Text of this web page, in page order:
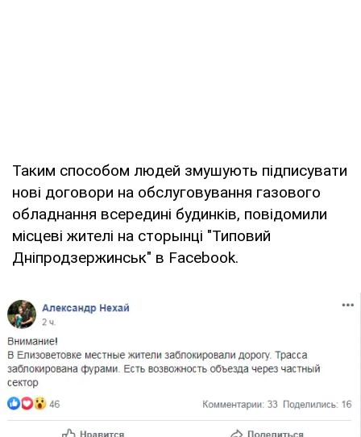
Таким способом людей змушують підписувати
нові договори на обслуговування газового
обладнання всередині будинків, повідомили
місцеві жителі на сторынці "Типовий
Дніпродзержинськ" в Facebook.